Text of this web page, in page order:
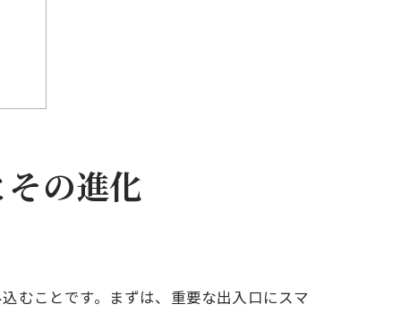
の進化
むことです。まずは、重要な出入口にスマ